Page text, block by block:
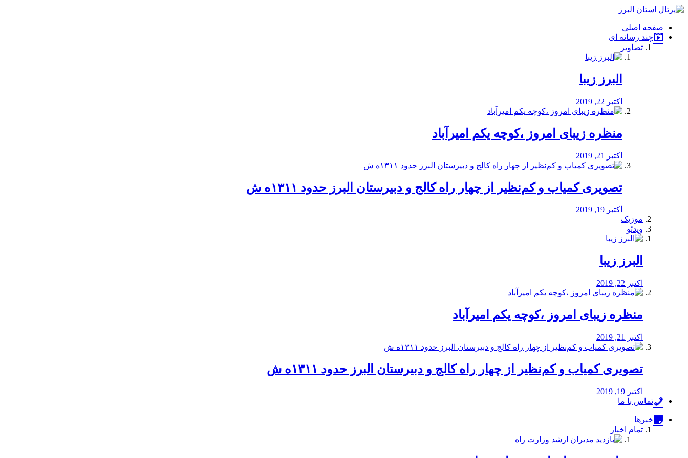
فصد
شرق
تهران
خشکشویی
صفحه اصلی
چند رسانه ای
تصاویر
البرز زیبا
اکتبر 22, 2019
منظره‌‌ زیبای امروز ،کوچه یکم امیرآباد
اکتبر 21, 2019
️تصویری کمیاب و کم‌نظیر از چهار راه كالج و دبيرستان البرز حدود ۱۳۱۱ه ش
اکتبر 19, 2019
موزیک
ویدئو
البرز زیبا
اکتبر 22, 2019
منظره‌‌ زیبای امروز ،کوچه یکم امیرآباد
اکتبر 21, 2019
️تصویری کمیاب و کم‌نظیر از چهار راه كالج و دبيرستان البرز حدود ۱۳۱۱ه ش
اکتبر 19, 2019
تماس با ما
خبرها
تمام اخبار